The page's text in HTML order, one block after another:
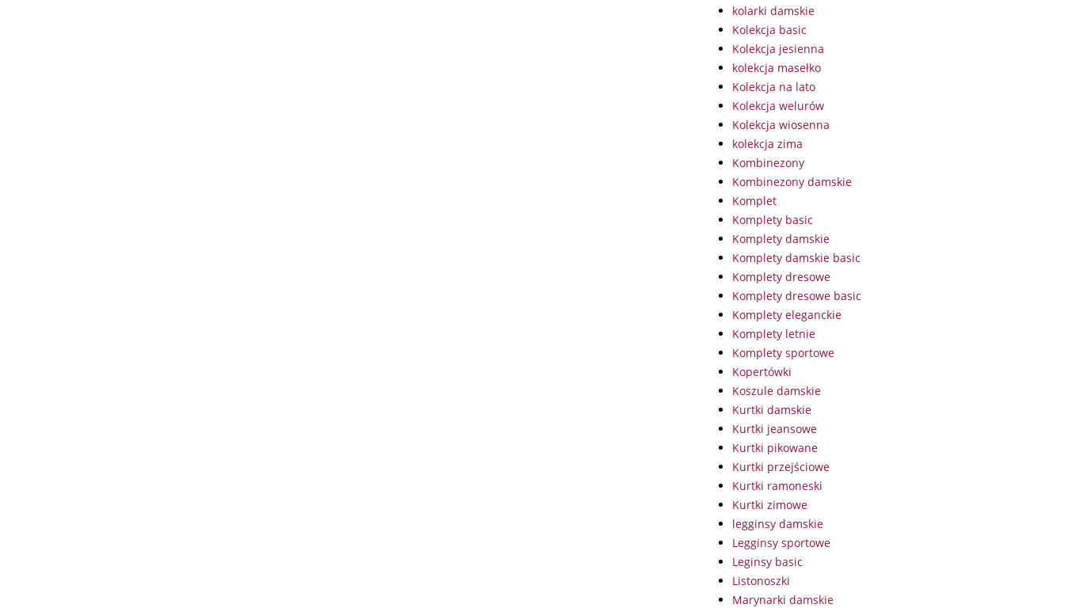
kolarki damskie
Kolekcja basic
Kolekcja jesienna
kolekcja masełko
Kolekcja na lato
Kolekcja welurów
Kolekcja wiosenna
kolekcja zima
Kombinezony
Kombinezony damskie
Komplet
Komplety basic
Komplety damskie
Komplety damskie basic
Komplety dresowe
Komplety dresowe basic
Komplety eleganckie
Komplety letnie
Komplety sportowe
Kopertówki
Koszule damskie
Kurtki damskie
Kurtki jeansowe
Kurtki pikowane
Kurtki przejściowe
Kurtki ramoneski
Kurtki zimowe
legginsy damskie
Legginsy sportowe
Leginsy basic
Listonoszki
Marynarki damskie